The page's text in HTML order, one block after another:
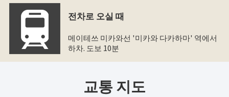
전차로 오실 때
메이테쓰 미카와선 '미카와 다카하마' 역에서
하차. 도보 10분
교통 지도